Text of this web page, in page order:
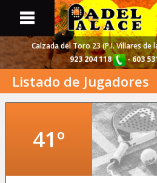
Calzada del Toro 23 (P.I. Villares de
923 204 118
-603
PortadaWeb
Pistas y Partidas
Torneosde
Listado de Jugadores
41º